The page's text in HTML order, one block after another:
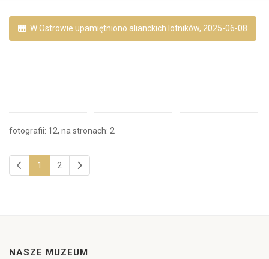
W Ostrowie upamiętniono alianckich lotników, 2025-06-08
fotografii: 12, na stronach: 2
1 2
NASZE MUZEUM